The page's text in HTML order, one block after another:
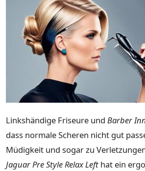
Linkshändige Friseure und Barber
dass normale Scheren nicht gut
Müdigkeit und sogar zu
Jaguar Pre Style Relax Left hat ein